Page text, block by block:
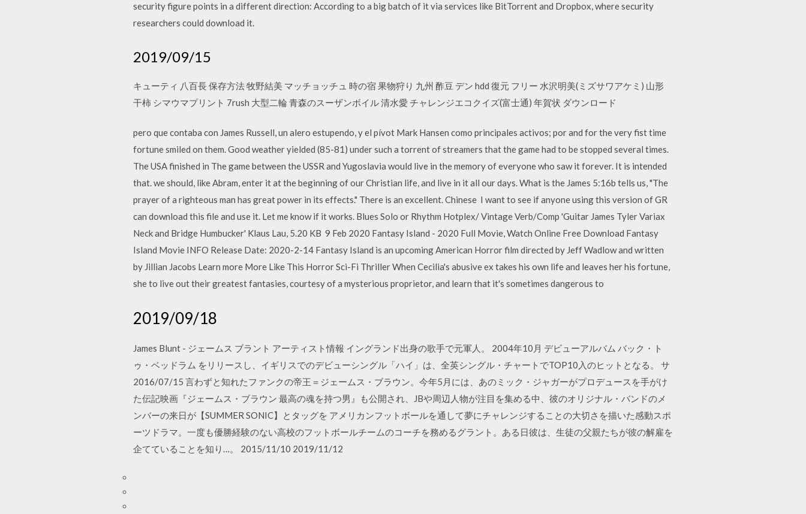
security figure points in a different direction: According to a big batch of it via services like BitTorrent and Dropbox, where security
researchers could download it.
2019/09/15
キューティ 八百長 保存方法 牧野結美 マッチョッチュ 時の宿 果物狩り 九州 酢豆 デン hdd 復元 フリー 水沢明美(ミズサワアケミ) 山形
干柿 シマウマプリント 7rush 大型二輪 青森のスーザンボイル 清水愛 チャレンジエコクイズ(富士通) 年賀状 ダウンロード
pero que contaba con James Russell, un alero estupendo, y el pívot Mark Hansen como principales activos; por and for the very fist time
fortune smiled on them. Good weather yielded (85-81) under such a torrent of streamers that the game had to be stopped several times.
The USA finished in The game between the USSR and Yugoslavia would live in the memory of everyone who saw it forever. It is intended
that. we should, like Abram, enter it at the beginning of our Christian life, and live in it all our days. What is the James 5:16b tells us, "The
prayer of a righteous man has great power in its effects." There is an excellent. Chinese I want to see if anyone using this version of GR
can download this file and use it. Let me know if it works. Blues Solo or Rhythm Hotplex/ Vintage Verb/Comp 'Guitar James Tyler Variax
Neck and Bridge Humbucker' Klaus Lau, 5.20 KB 9 Feb 2020 Fantasy Island - 2020 Full Movie, Watch Online Free Download Fantasy
Island Movie INFO Release Date: 2020-2-14 Fantasy Island is an upcoming American Horror film directed by Jeff Wadlow and written
by Jillian Jacobs Learn more More Like This Horror Sci-Fi Thriller When Cecilia's abusive ex takes his own life and leaves her his fortune,
she to live out their greatest fantasies, courtesy of a mysterious proprietor, and learn that it's sometimes dangerous to
2019/09/18
James Blunt - ジェームス ブラント アーティスト情報 イングランド出身の歌手で元軍人。 2004年10月 デビューアルバム バック・ト
ゥ・ベッドラム をリリースし、イギリスでのデビューシングル「ハイ」は、全英シングル・チャートでTOP10入のヒットとなる。 サ
2016/07/15 言わずと知れたファンクの帝王＝ジェームス・ブラウン。今年5月には、あのミック・ジャガーがプロデュースを手がけ
た伝記映画『ジェームス・ブラウン 最高の魂を持つ男』も公開され、JBや周辺人物が注目を集める中、彼のオリジナル・バンドのメ
ンバーの来日が【SUMMER SONIC】とタッグを アメリカンフットボールを通して夢にチャレンジすることの大切さを描いた感動スポ
ーツドラマ。一度も優勝経験のない高校のフットボールチームのコーチを務めるグラント。ある日彼は、生徒の父親たちが彼の解雇を
企てていることを知り…。 2015/11/10 2019/11/12